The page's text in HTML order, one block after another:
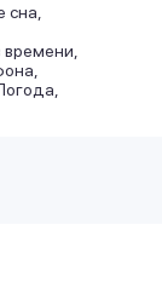
сна
времени